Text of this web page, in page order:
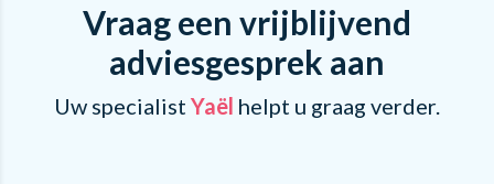
Vraag een vrijblijvend
adviesgesprek aan
Uw specialist Yaël helpt u graag verder.